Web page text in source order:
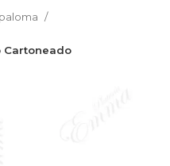
Cartoneado